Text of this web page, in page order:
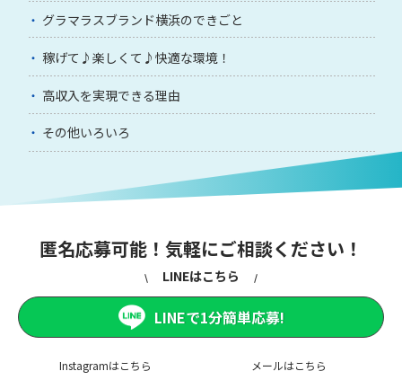
グラマラスブランド横浜のできごと
稼げて♪楽しくて♪快適な環境！
高収入を実現できる理由
その他いろいろ
匿名応募可能！気軽にご相談ください！
Instagramはこちら メールはこちら
LINEはこちら
LINEで1分簡単応募!